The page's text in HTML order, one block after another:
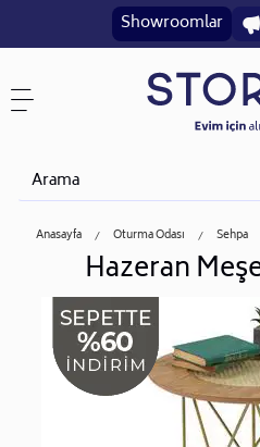
Showroomlar
Anasayfa Oturma Odası Sehpa
Hazeran